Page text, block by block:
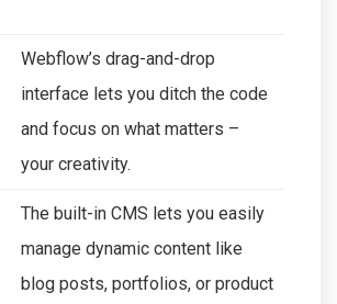
Webflow’s drag-and-drop
interface lets you ditch the code
and focus on what matters –
your creativity.
The built-in CMS lets you easily
manage dynamic content like
blog posts, portfolios, or product